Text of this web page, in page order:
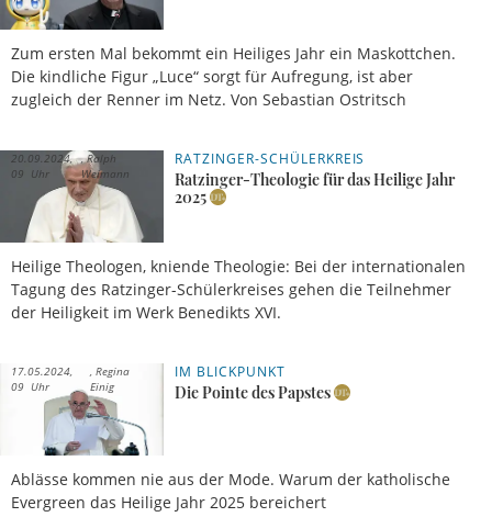
Zum ersten Mal bekommt ein Heiliges Jahr ein Maskottchen.
Die kindliche Figur „Luce“ sorgt für Aufregung, ist aber
zugleich der Renner im Netz. Von Sebastian Ostritsch
RATZINGER-SCHÜLERKREIS
Ratzinger-Theologie für das Heilige Jahr
2025
Heilige Theologen, kniende Theologie: Bei der internationalen
Tagung des Ratzinger-Schülerkreises gehen die Teilnehmer
der Heiligkeit im Werk Benedikts XVI.
20.09.2024,
09 Uhr
Ralph
Weimann
IM BLICKPUNKT
Die Pointe des Papstes
Ablässe kommen nie aus der Mode. Warum der katholische
Evergreen das Heilige Jahr 2025 bereichert
17.05.2024,
09 Uhr
Regina
Einig